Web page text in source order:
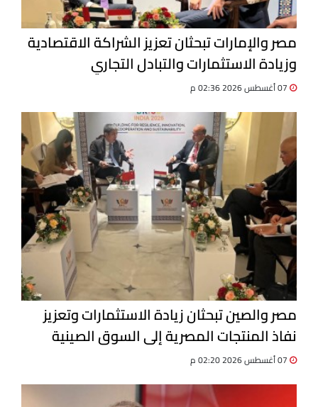
مصر والإمارات تبحثان تعزيز الشراكة الاقتصادية
وزيادة الاستثمارات والتبادل التجاري
مصر والصين تبحثان زيادة الاستثمارات وتعزيز
نفاذ المنتجات المصرية إلى السوق الصينية